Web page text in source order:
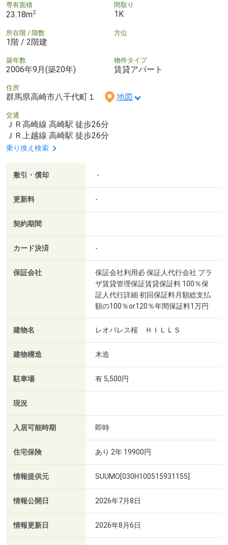
専有面積
23.18m2
間取り
1K
所在階 / 階数
1階 / 2階建
方位
築年数
2006年9月(築20年)
物件タイプ
賃貸アパート
住所
群馬県高崎市八千代町１ 地図
交通
ＪＲ高崎線 高崎駅 徒歩26分
ＪＲ上越線 高崎駅 徒歩26分
乗り換え検索
敷引・償却 -
更新料 -
契約期間
カード決済 -
保証会社
保証会社利用必 保証人代行会社 プラ
ザ賃貸管理保証賃貸保証料 100％保
証人代行詳細 初回保証料月額総支払
額の100％or120％年間保証料1万円
建物名 レオパレス桜 ＨＩＬＬＳ
建物構造 木造
駐車場 有 5,500円
現況
入居可能時期 即時
住宅保険 あり 2年 19900円
情報提供元 SUUMO[030H100515931155]
情報公開日 2026年7月8日
情報更新日 2026年8月6日